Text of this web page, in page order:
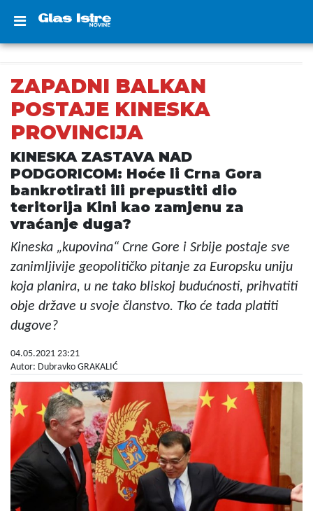
ZAPADNI BALKAN
POSTAJE KINESKA
PROVINCIJA
KINESKA ZASTAVA NAD
PODGORICOM: Hoće li Crna Gora
bankrotirati ili prepustiti dio
teritorija Kini kao zamjenu za
vraćanje duga?
Kineska „kupovina“ Crne Gore i Srbije postaje sve
zanimljivije geopolitičko pitanje za Europsku uniju
koja planira, u ne tako bliskoj budućnosti, prihvatiti
obje države u svoje članstvo. Tko će tada platiti
dugove?
04.05.2021 23:21
Autor: Dubravko GRAKALIĆ